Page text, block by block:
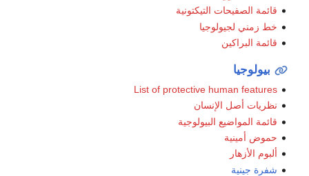
قائمة الصفيحات التيكتونية
خط زمني لجيولوجيا
قائمة البراكين
بيولوجيا
List of protective human features
نظريات أصل الإنسان
قائمة المواضيع البيولوجية
حموض أمينية
ألبوم الأزهار
شفرة جينية